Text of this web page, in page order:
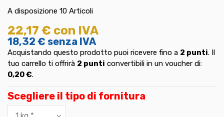
A disposizione 10 Articoli
22,17 € con IVA
18,32 € senza IVA
Acquistando questo prodotto puoi ricevere fino a 2 punti. Il
tuo carrello ti offrirà 2 punti convertibili in un voucher di:
0,20 €.
Scegliere il tipo di fornitura